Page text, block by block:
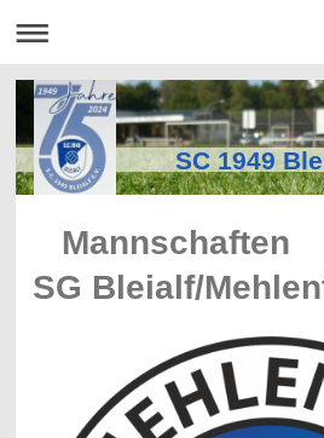
SC 1949
Mannschaften
SG Bleialf/